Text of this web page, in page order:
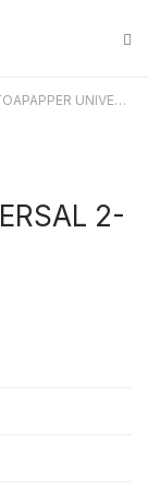
UNIVERSAL 2-LAG.42 RULL/FRP T4
2-